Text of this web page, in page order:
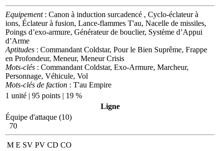
Equipement: Canon à induction surcadencé , Cyclo-éclateur à
ions, Éclateur à fusion, Lance-flammes T'au, Nacelle de missiles,
Poings d’exo-armure, Générateur de bouclier, Système d’Appui
d’Arme
Aptitudes : Commandant Coldstar, Pour le Bien Suprême, Frappe
en Profondeur, Meneur, Meneur Crisis
Mots-clés : Commandant Coldstar, Exo-Armure, Marcheur,
Personnage, Véhicule, Vol
Mots-clés de faction : T'au Empire
1 unité | 95 points | 19 %
Ligne
Équipe d'attaque (10)
70
M E SV PV CD CO